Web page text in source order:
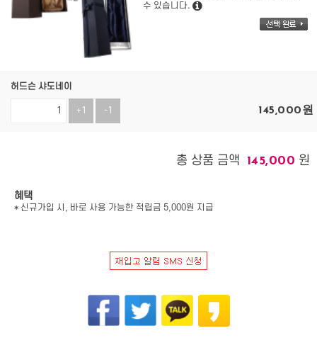
수 있습니다.
허드슨 샤도네이
+1 -1 145,000원
총 상품 금액 145,000 원
혜택
* 신규가입 시, 바로 사용 가능한 적립금 5,000원 지급